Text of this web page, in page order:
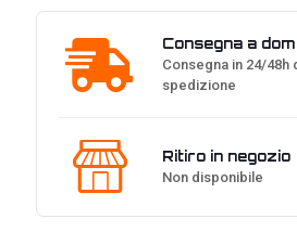
PCIe
Consegna a
Consegna in 24/48h
spedizione
Ritiro in negozio
Non disponibile